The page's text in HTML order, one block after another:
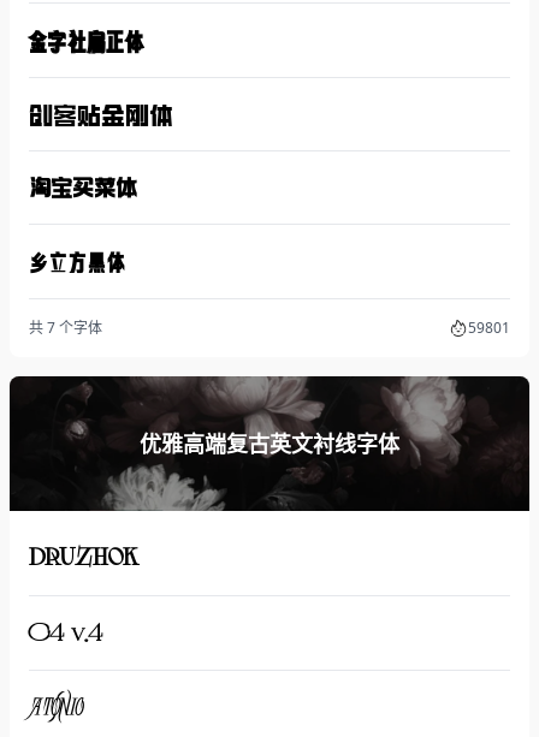
金字社扁正体
创客贴金刚体
淘宝买菜体
乡立方黑体
共 7 个字体 59801
优雅高端复古英文衬线字体
DRUZHOK
C4 v.4
Atonic